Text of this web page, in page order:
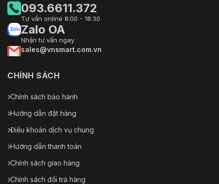
093.6611.372
Tư vấn online 8:00 - 18:30
Zalo OA
Nhận tư vấn ngay
sales@vnsmart.com.vn
CHÍNH SÁCH
Chính sách bảo hành
Hướng dẫn đặt hàng
Điều khoản dịch vụ chung
Hướng dẫn thanh toán
Chính sách giao hàng
Chính sách đổi trả hàng